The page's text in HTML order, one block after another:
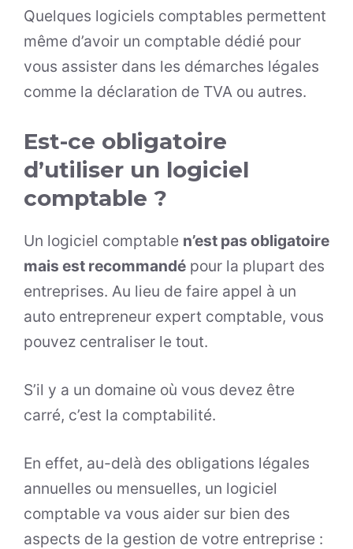
Quelques logiciels comptables permettent
même d’avoir un comptable dédié pour
vous assister dans les démarches légales
comme la déclaration de TVA ou autres.
Est-ce obligatoire
d’utiliser un logiciel
comptable ?
Un logiciel comptable n’est pas obligatoire
mais est recommandé pour la plupart des
entreprises. Au lieu de faire appel à un
auto entrepreneur expert comptable, vous
pouvez centraliser le tout.
S’il y a un domaine où vous devez être
carré, c’est la comptabilité.
En effet, au-delà des obligations légales
annuelles ou mensuelles, un logiciel
comptable va vous aider sur bien des
aspects de la gestion de votre entreprise :